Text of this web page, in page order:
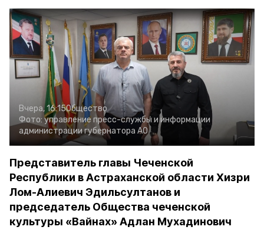
Вчера, 16:15Общество
Фото: управление пресс-службы и информации
администрации губернатора АО
Представитель главы Чеченской
Республики в Астраханской области Хизри
Лом-Алиевич Эдильсултанов и
председатель Общества чеченской
культуры «Вайнах» Адлан Мухадинович